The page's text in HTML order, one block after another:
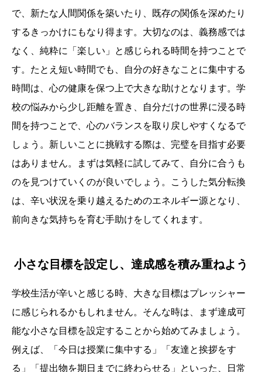
で、新たな人間関係を築いたり、既存の関係を深めたり
するきっかけにもなり得ます。大切なのは、義務感では
なく、純粋に「楽しい」と感じられる時間を持つことで
す。たとえ短い時間でも、自分の好きなことに集中する
時間は、心の健康を保つ上で大きな助けとなります。学
校の悩みから少し距離を置き、自分だけの世界に浸る時
間を持つことで、心のバランスを取り戻しやすくなるで
しょう。新しいことに挑戦する際は、完璧を目指す必要
はありません。まずは気軽に試してみて、自分に合うも
のを見つけていくのが良いでしょう。こうした気分転換
は、辛い状況を乗り越えるためのエネルギー源となり、
前向きな気持ちを育む手助けをしてくれます。
小さな目標を設定し、達成感を積み重ねよう
学校生活が辛いと感じる時、大きな目標はプレッシャー
に感じられるかもしれません。そんな時は、まず達成可
能な小さな目標を設定することから始めてみましょう。
例えば、「今日は授業に集中する」「友達と挨拶をす
る」「提出物を期日までに終わらせる」といった、日常